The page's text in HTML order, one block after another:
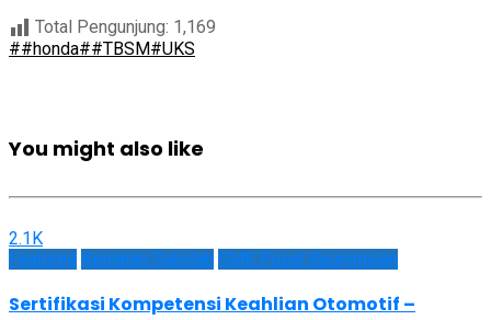
Total Pengunjung: 1,169
##honda##TBSM#UKS
You might also like
2.1K
Featured Kegiatan Sekolah SMK Pusat Keunggulan
Sertifikasi Kompetensi Keahlian Otomotif –